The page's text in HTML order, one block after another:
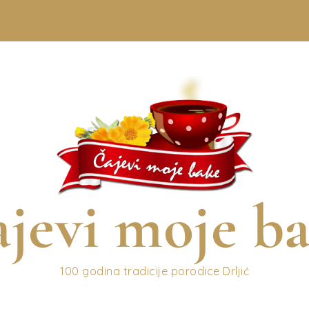
moje
100 godina tradicije porodice Drljić